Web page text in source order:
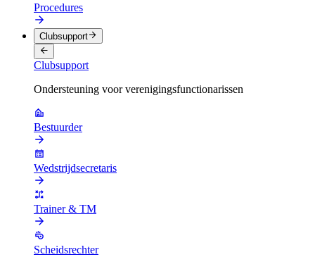
Procedures
Clubsupport
Clubsupport
Ondersteuning voor verenigingsfunctionarissen
Bestuurder
Wedstrijdsecretaris
Trainer & TM
Scheidsrechter